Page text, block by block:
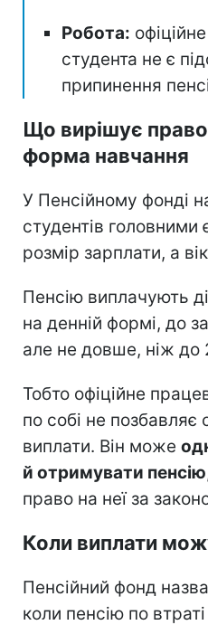
Робота:
студента не є
припинення
Що вирішує право
форма навчання
У Пенсійному фонді
студентів головними
розмір зарплати, а
Пенсію виплачують
на денній формі, до
але не довше, ніж до
Тобто офіційне
по собі не позбавляє
виплати. Він може
й отримувати пенсію
право на неї за
Коли виплати
Пенсійний фонд
коли пенсію по